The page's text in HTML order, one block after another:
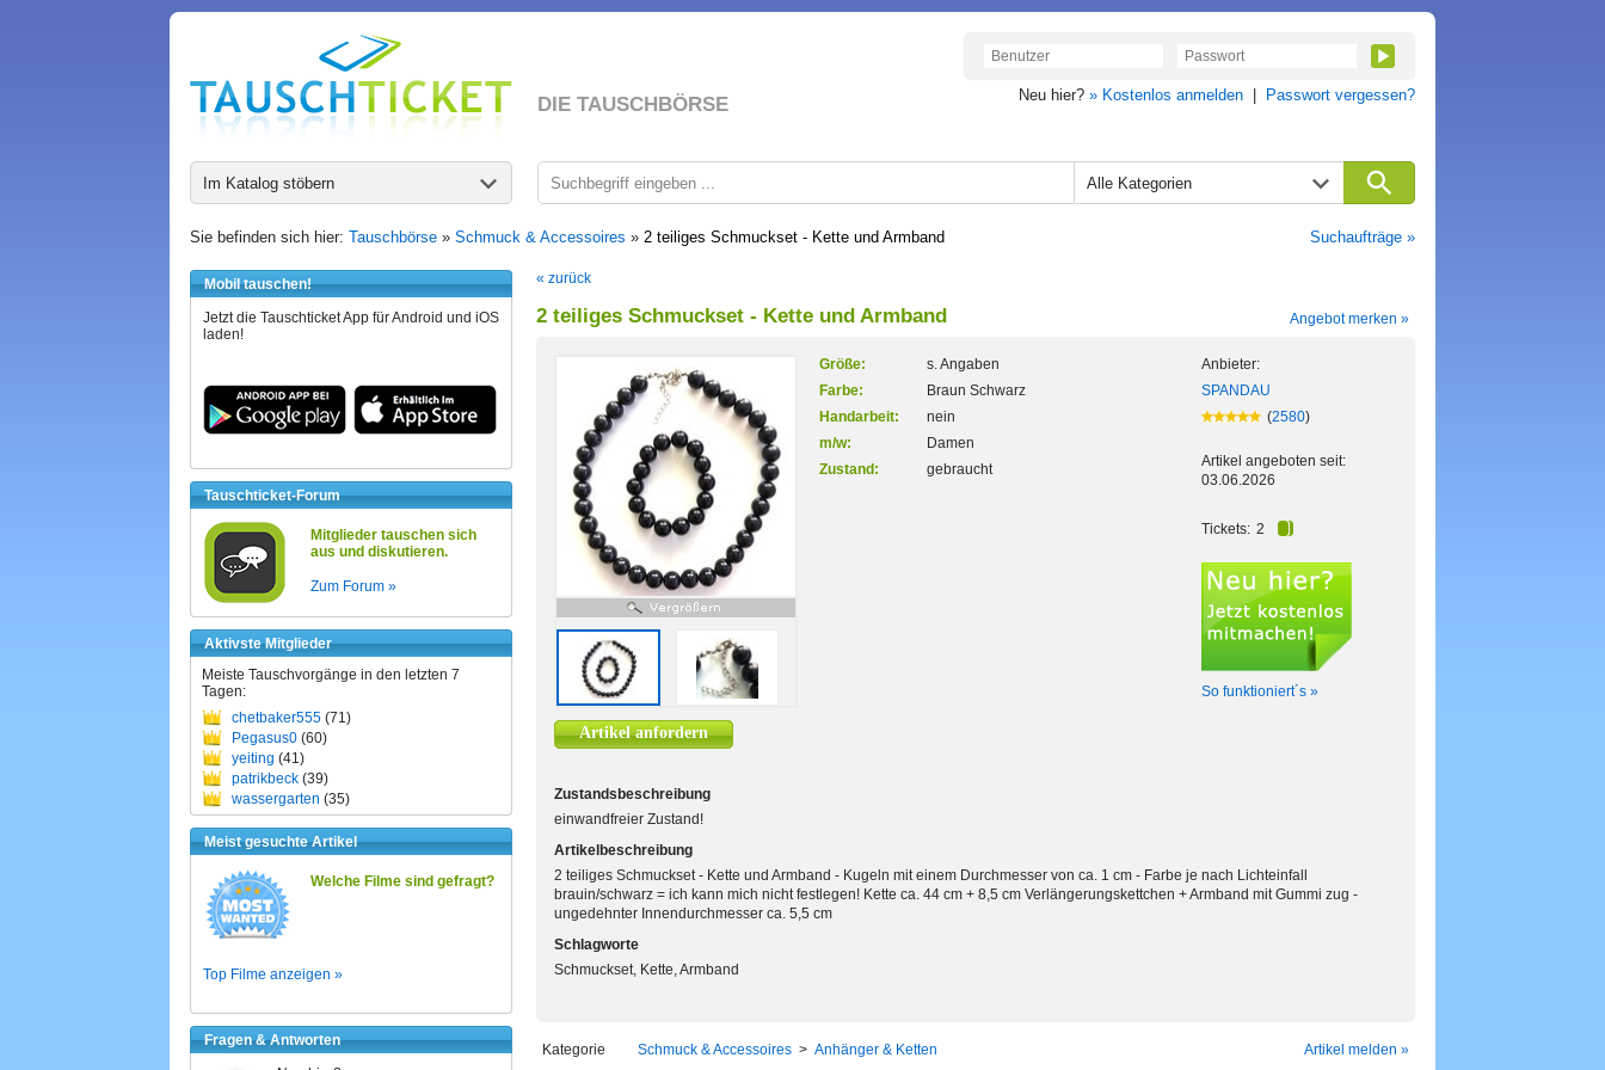
DIE TAUSCHBÖRSE Neu hier? » Kostenlos anmelden Passwort vergessen?
Im Katalog stöbern Alle Kategorien
Sie befinden sich hier: Tauschbörse » Schmuck & Accessoires » 2 teiliges Schmuckset - Kette und Armband Suchaufträge »
Mobil tauschen!
Jetzt die Tauschticket App für Android und iOS
laden!
Tauschticket-Forum
Mitglieder tauschen sich
aus und diskutieren.
Zum Forum »
Aktivste Mitglieder
Meiste Tauschvorgänge in den letzten 7
Tagen:
chetbaker555 (71)
Pegasus0 (60)
yeiting (41)
patrikbeck (39)
wassergarten (35)
Meist gesuchte Artikel
Welche Filme sind gefragt?
Top Filme anzeigen »
Fragen & Antworten
« zurück
2 teiliges Schmuckset - Kette und Armband Angebot merken »
Artikel anfordern
Größe:
s. Angaben
Farbe:
Braun Schwarz
Handarbeit:
nein
m/w:
Damen
Zustand:
gebraucht
Anbieter:
SPANDAU
(2580)
Artikel angeboten seit:
03.06.2026
Tickets: 2
So funktioniert´s »
Zustandsbeschreibung
einwandfreier Zustand!
Artikelbeschreibung
2 teiliges Schmuckset - Kette und Armband - Kugeln mit einem Durchmesser von ca. 1 cm - Farbe je nach Lichteinfall
brauin/schwarz = ich kann mich nicht festlegen! Kette ca. 44 cm + 8,5 cm Verlängerungskettchen + Armband mit Gummi zug -
ungedehnter Innendurchmesser ca. 5,5 cm
Schlagworte
Schmuckset, Kette, Armband
Kategorie Schmuck & Accessoires > Anhänger & Ketten Artikel melden »